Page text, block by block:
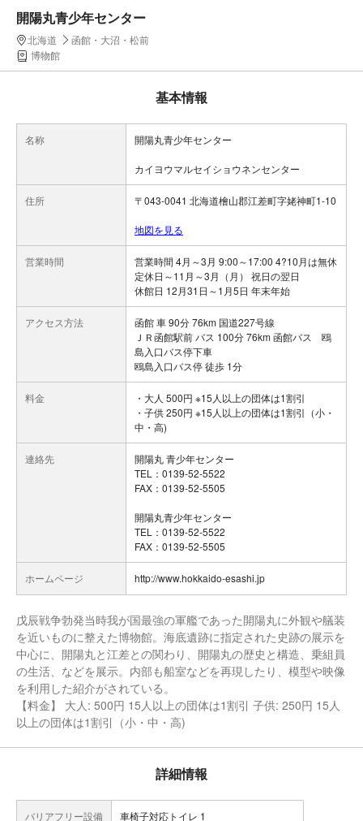
開陽丸青少年センター
北海道
函館・大沼・松前
博物館
基本情報
名称 開陽丸青少年センター
カイヨウマルセイショウネンセンター
住所 〒043-0041 北海道檜山郡江差町字姥神町1-10
地図を見る
営業時間
営業時間 4月～3月 9:00～17:00 4?10月は無休
定休日～11月～3月（月） 祝日の翌日
休館日 12月31日～1月5日 年末年始
アクセス方法
函館 車 90分 76km 国道227号線
ＪＲ函館駅前 バス 100分 76km 函館バス 鴎
島入口バス停下車
鴎島入口バス停 徒歩 1分
料金
・大人 500円 ※15人以上の団体は1割引
・子供 250円 ※15人以上の団体は1割引（小・
中・高)
連絡先
開陽丸 青少年センター
TEL：0139-52-5522
FAX：0139-52-5505
開陽丸青少年センター
TEL：0139-52-5522
FAX：0139-52-5505
ホームページ http://www.hokkaido-esashi.jp
戊辰戦争勃発当時我が国最強の軍艦であった開陽丸に外観や艤装
を近いものに整えた博物館。海底遺跡に指定された史跡の展示を
中心に、開陽丸と江差との関わり、開陽丸の歴史と構造、乗組員
の生活、などを展示。内部も船室などを再現したり、模型や映像
を利用した紹介がされている。
【料金】 大人: 500円 15人以上の団体は1割引 子供: 250円 15人
以上の団体は1割引（小・中・高)
詳細情報
バリアフリー設備
車椅子対応トイレ 1